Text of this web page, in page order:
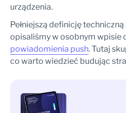
urządzenia.
Pełniejszą definicję
opisaliśmy w osobnym wpisie
powiadomienia push. Tutaj
co warto wiedzieć budując